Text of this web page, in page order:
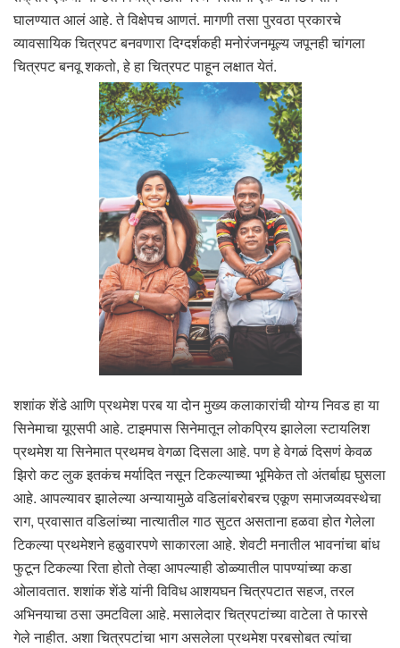
घालण्यात आलं आहे. ते विक्षेपच आणतं. मागणी तसा पुरवठा प्रकारचे
व्यावसायिक चित्रपट बनवणारा दिग्दर्शकही मनोरंजनमूल्य जपूनही चांगला
चित्रपट बनवू शकतो, हे हा चित्रपट पाहून लक्षात येतं.
शशांक शेंडे आणि प्रथमेश परब या दोन मुख्य कलाकारांची योग्य निवड हा या
सिनेमाचा यूएसपी आहे. टाइमपास सिनेमातून लोकप्रिय झालेला स्टायलिश
प्रथमेश या सिनेमात प्रथमच वेगळा दिसला आहे. पण हे वेगळं दिसणं केवळ
झिरो कट लुक इतकंच मर्यादित नसून टिकल्याच्या भूमिकेत तो अंतर्बाह्य घुसला
आहे. आपल्यावर झालेल्या अन्यायामुळे वडिलांबरोबरच एकूण समाजव्यवस्थेचा
राग, प्रवासात वडिलांच्या नात्यातील गाठ सुटत असताना हळवा होत गेलेला
टिकल्या प्रथमेशने हळुवारपणे साकारला आहे. शेवटी मनातील भावनांचा बांध
फुटून टिकल्या रिता होतो तेव्हा आपल्याही डोळ्यातील पापण्यांच्या कडा
ओलावतात. शशांक शेंडे यांनी विविध आशयघन चित्रपटात सहज, तरल
अभिनयाचा ठसा उमटविला आहे. मसालेदार चित्रपटांच्या वाटेला ते फारसे
गेले नाहीत. अशा चित्रपटांचा भाग असलेला प्रथमेश परबसोबत त्यांचा